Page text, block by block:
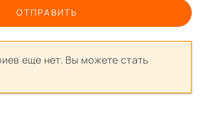
ОТПРАВИТЬ
еще нет. Вы можете стать